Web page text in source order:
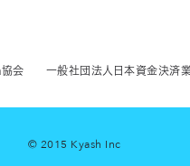
会 一般社団法人日本資金決済
© 2015 Kyash Inc